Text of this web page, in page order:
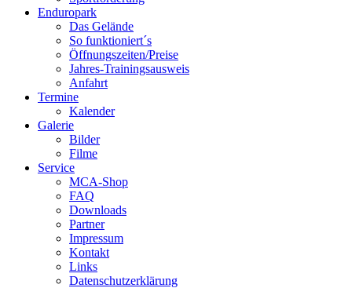
Enduropark
Das Gelände
So funktioniert´s
Öffnungszeiten/Preise
Jahres-Trainingsausweis
Anfahrt
Termine
Kalender
Galerie
Bilder
Filme
Service
MCA-Shop
FAQ
Downloads
Partner
Impressum
Kontakt
Links
Datenschutzerklärung